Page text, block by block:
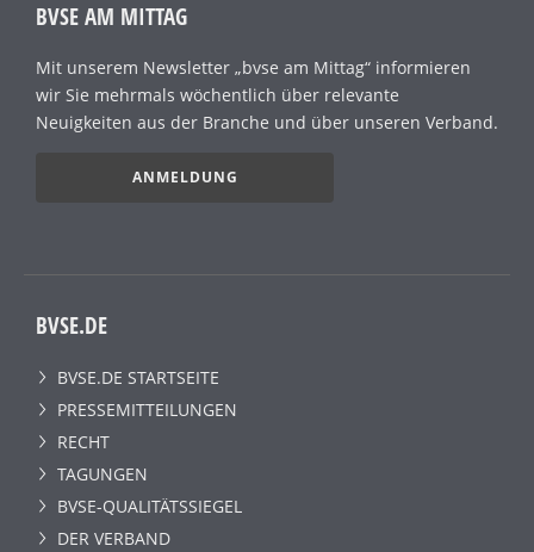
BVSE AM MITTAG
Mit unserem Newsletter „bvse am Mittag“ informieren
wir Sie mehrmals wöchentlich über relevante
Neuigkeiten aus der Branche und über unseren Verband.
ANMELDUNG
BVSE.DE
BVSE.DE STARTSEITE
PRESSEMITTEILUNGEN
RECHT
TAGUNGEN
BVSE-QUALITÄTSSIEGEL
DER VERBAND